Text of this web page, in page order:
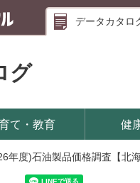
データカタロ
グ
て・教育 健
年度)石油製品価格調査【北